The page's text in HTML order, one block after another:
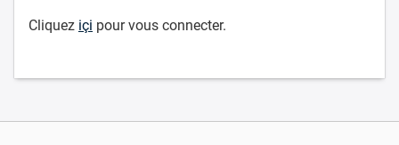
Cliquez içi pour vous connecter.